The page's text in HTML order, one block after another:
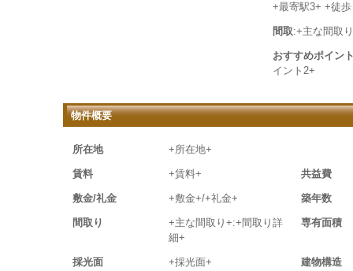
+最寄駅3+ +徒
間取:+主な間取
おすすめポイン
イント2+
物件概要
所在地 +所在地+
賃料 +賃料+ 共益費
敷金/礼金 +敷金+/+礼金+ 築年数
間取り
+主な間取り+:+間取り詳
細+
専有面積
採光面 +採光面+ 建物構造